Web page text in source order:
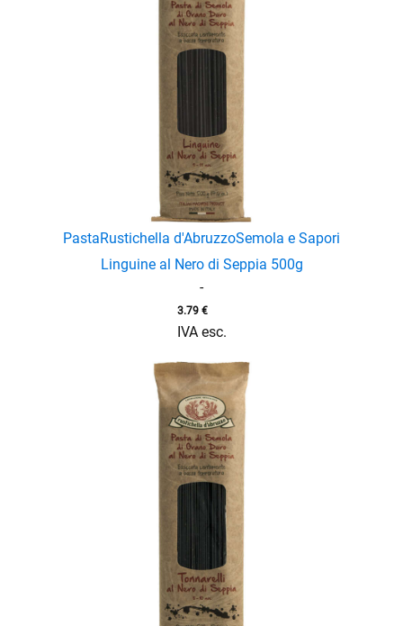
PastaRustichella d'AbruzzoSemola e Sapori
Linguine al Nero di Seppia 500g
-
3.79 €
IVA esc.